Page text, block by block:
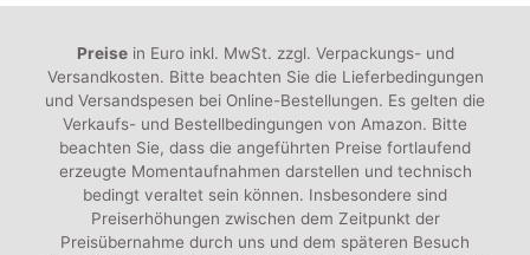
Preisein Euro inkl. MwSt. zzgl. Verpackungs- und
Versandkosten. Bitte beachten Sie die Lieferbedingungen
und Versandspesen bei Online-Bestellungen. Es gelten die
Verkaufs- und Bestellbedingungen von Amazon. Bitte
beachten Sie, dass die angeführten Preise fortlaufend
erzeugte Momentaufnahmen darstellen und technisch
bedingt veraltet sein können. Insbesondere sind
Preiserhöhungen zwischen dem Zeitpunkt der
Preisübernahme durch uns und dem späteren Besuch